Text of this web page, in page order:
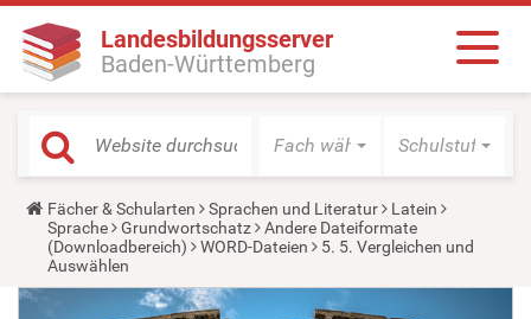
Landesbildungsserver
Baden-Württemberg
Fach wählen Schulstufe
Y
o
u
a
r
Fächer & Schularten Sprachen und Literatur
Latein
Sprache
Grundwortschatz
Andere Dateiformate
(Downloadbereich)
WORD-Dateien
5. 5. Vergleichen und
Auswählen